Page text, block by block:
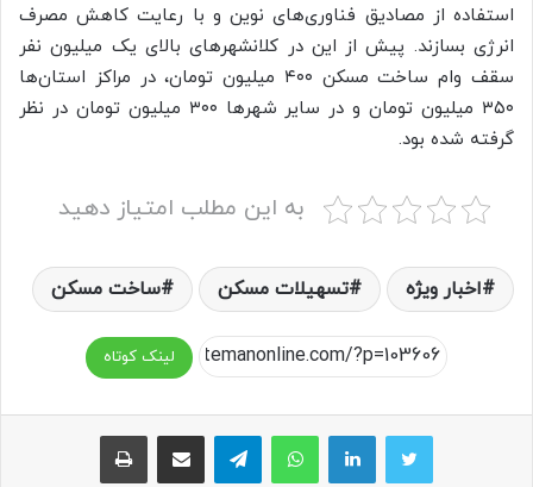
استفاده از مصادیق فناوری‌های نوین و با رعایت کاهش مصرف
انرژی بسازند. پیش از این در کلانشهر‌های بالای یک میلیون نفر
سقف وام ساخت مسکن ۴۰۰ میلیون تومان، در مراکز استان‌ها
۳۵۰ میلیون تومان و در سایر شهر‌ها ۳۰۰ میلیون تومان در نظر
گرفته شده بود.
به این مطلب امتیاز دهید
اخبار ویژه تسهیلات مسکن ساخت مسکن
لینک کوتاه
واتس آپ تلگرام اشتراک گذاری از طریق ایمیل چاپ